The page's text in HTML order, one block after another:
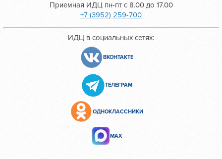
Приемная ИДЦ пн-пт с 8.00 до 17.00
+7 (3952) 259-700
ИДЦ в социальных сетях:
ВКОНТАКТЕ
ТЕЛЕГРАМ
ОДНОКЛАССНИКИ
МАХ